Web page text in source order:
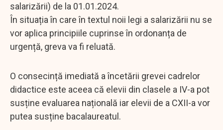
salarizării) de la 01.01.2024.
În situația în care în textul noii legi a salarizării nu se
vor aplica principiile cuprinse în ordonanța de
urgență, greva va fi reluată.
O consecință imediată a încetării grevei cadrelor
didactice este aceea că elevii din clasele a IV-a pot
susține evaluarea națională iar elevii de a CXII-a vor
putea susține bacalaureatul.